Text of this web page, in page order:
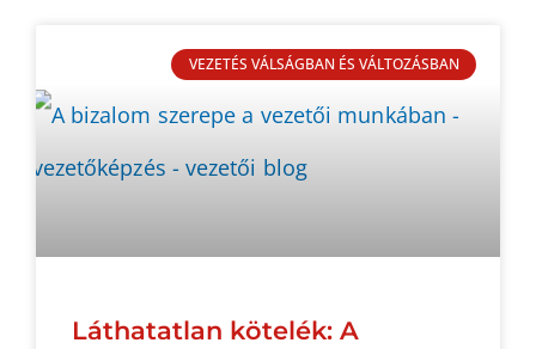
VEZETÉS VÁLSÁGBAN ÉS VÁLTOZÁSBAN
Láthatatlan kötelék: A